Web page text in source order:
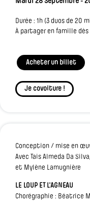
Durée : 1h (3 duos de 20
À partager en famille dès
Acheter un billet
Je covoiture !
Conception / mise en
Avec Tais Almeda Da
et Mylène Lamugnière
LE LOUP ET L'AGNEAU
Chorégraphie : Béatrice